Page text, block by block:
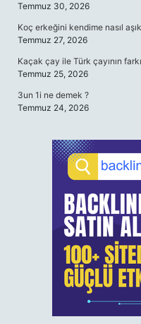
Temmuz 30, 2026
Koç erkeğini kendime nasıl
Temmuz 27, 2026
Kaçak çay ile Türk çayının
Temmuz 25, 2026
3un 1i ne demek ?
Temmuz 24, 2026